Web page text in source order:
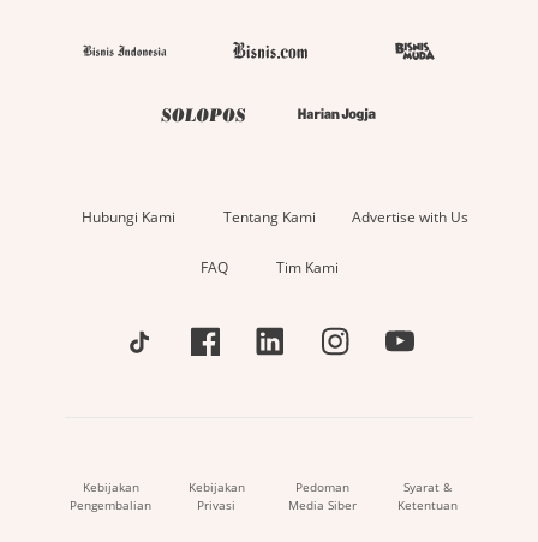
Hubungi Kami Tentang Kami Advertise with Us
FAQ Tim Kami
Kebijakan
Pengembalian
Kebijakan
Privasi
Pedoman
Media Siber
Syarat &
Ketentuan